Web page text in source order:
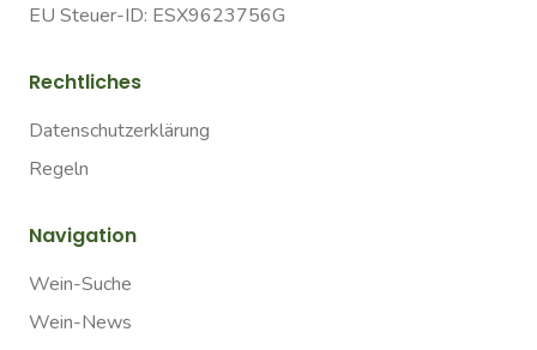
EU Steuer-ID: ESX9623756G
Rechtliches
Datenschutzerklärung
Regeln
Navigation
Wein-Suche
Wein-News